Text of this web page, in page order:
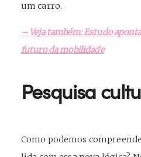
um carro.
– Veja também: Estudo
futuro da mobilidade
Pesquisa
Como podemos